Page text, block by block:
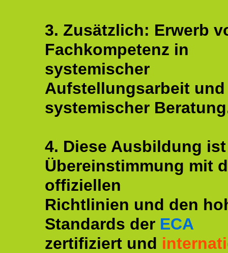
3. Zusätzlich: Erwerb
Fachkompetenz in
systemischer
Aufstellungsarbeit und
systemischer
4. Diese Ausbildung
Übereinstimmung mit
offiziellen
Richtlinien und den
Standards der ECA
zertifiziert und